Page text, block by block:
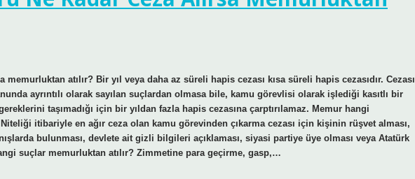
memurluktan atılır? Bir yıl veya daha az süreli hapis cezası kısa süreli hapis cezasıdır. Cezası
ayrıntılı olarak sayılan suçlardan olmasa bile, kamu görevlisi olarak işlediği kasıtlı bir
taşımadığı için bir yıldan fazla hapis cezasına çarptırılamaz. Memur hangi
itibariyle en ağır ceza olan kamu görevinden çıkarma cezası için kişinin rüşvet alması,
bulunması, devlete ait gizli bilgileri açıklaması, siyasi partiye üye olması veya Atatürk
suçlar memurluktan atılır? Zimmetine para geçirme, gasp,…